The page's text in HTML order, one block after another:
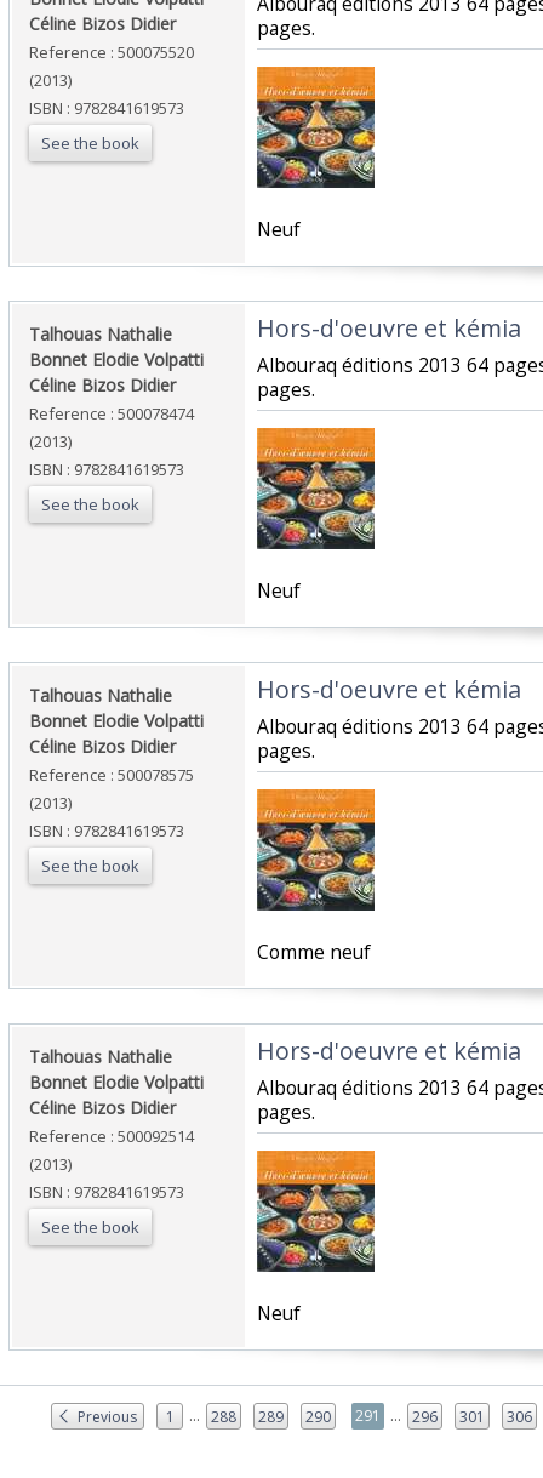
Céline Bizos Didier‎
Reference : 500075520
(2013)
ISBN : 9782841619573
See the book
pages.‎
‎Neuf‎
‎Talhouas Nathalie
Bonnet Elodie Volpatti
Céline Bizos Didier‎
Reference : 500078474
(2013)
ISBN : 9782841619573
See the book
‎Hors-d'oeuvre et kémia‎
‎Albouraq éditions 2013 64
pages.‎
‎Neuf‎
‎Talhouas Nathalie
Bonnet Elodie Volpatti
Céline Bizos Didier‎
Reference : 500078575
(2013)
ISBN : 9782841619573
See the book
‎Hors-d'oeuvre et kémia‎
‎Albouraq éditions 2013 64
pages.‎
‎Comme neuf‎
‎Talhouas Nathalie
Bonnet Elodie Volpatti
Céline Bizos Didier‎
Reference : 500092514
(2013)
ISBN : 9782841619573
See the book
‎Hors-d'oeuvre et kémia‎
‎Albouraq éditions 2013 64
pages.‎
‎Neuf‎
Previous 1 ... 288 289 290 291 ... 296 301 306